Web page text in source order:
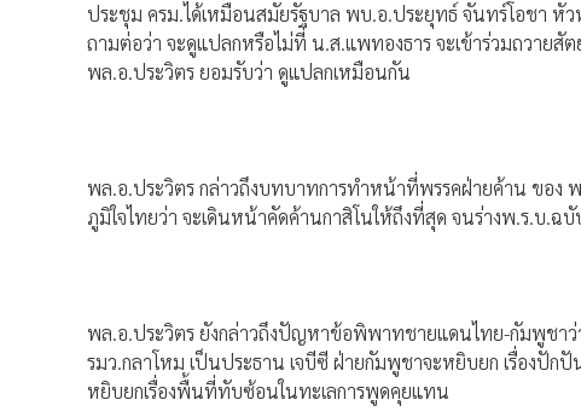
ประชุม ครม.ได้เหมือนสมัยรัฐบาล พบ.อ.ประยุทธ์ จันทร์โอชา หั
ถามต่อว่า จะดูแปลกหรือไม่ที่ น.ส.แพทองธาร จะเข้าร่วมถวา
พล.อ.ประวิตร ยอมรับว่า ดูแปลกเหมือนกัน
พล.อ.ประวิตร กล่าวถึงบทบาทการทำหน้าที่พรรคฝ่ายค้าน ของ
ภูมิใจไทยว่า จะเดินหน้าคัดค้านกาสิโนให้ถึงที่สุด จนร่างพ.ร.บ.ฉ
พล.อ.ประวิตร ยังกล่าวถึงปัญหาข้อพิพาทชายแดนไทย-กัมพูชา
รมว.กลาโหม เป็นประธาน เจบีซี ฝ่ายกัมพูชาจะหยิบยก เรื่องปัก
หยิบยกเรื่องพื้นที่ทับซ้อนในทะเลการพูดคุยแทน